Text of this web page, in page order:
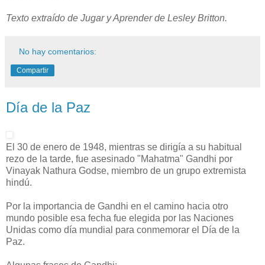
Texto extraído de Jugar y Aprender de Lesley Britton.
No hay comentarios:
Compartir
Día de la Paz
El 30 de enero de 1948, mientras se dirigía a su habitual
rezo de la tarde, fue asesinado "Mahatma" Gandhi por
Vinayak Nathura Godse, miembro de un grupo extremista
hindú.
Por la importancia de Gandhi en el camino hacia otro
mundo posible esa fecha fue elegida por las Naciones
Unidas como día mundial para conmemorar el Día de la
Paz.